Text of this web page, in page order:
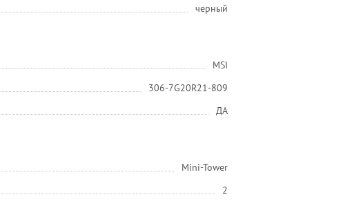
черный
MSI
306-7G20R21-809
ДА
Mini-Tower
2